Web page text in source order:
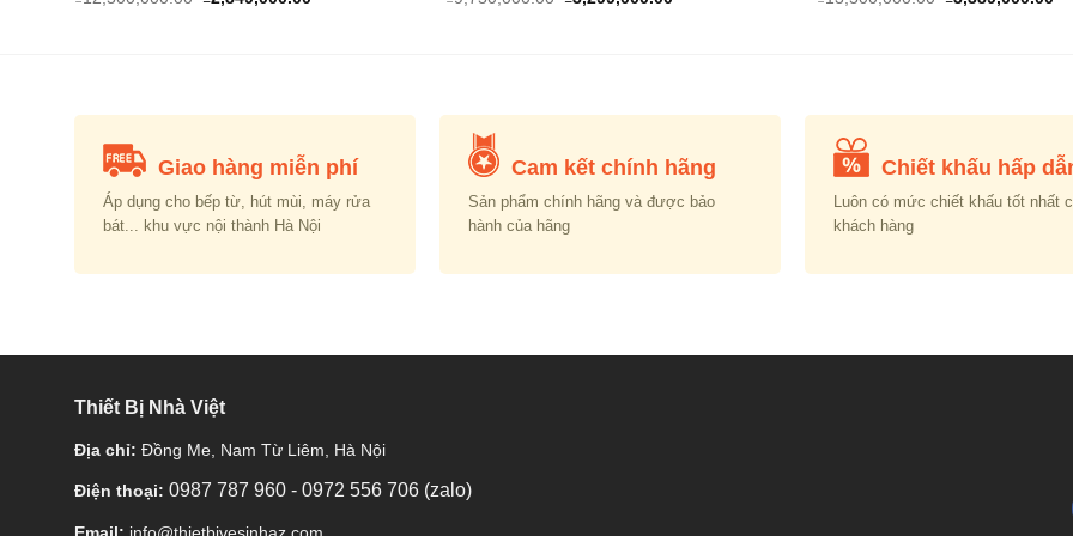
Giao hàng miễn phí
Áp dụng cho bếp từ, hút mùi, máy rửa
bát... khu vực nội thành Hà Nội
Cam kết chính hãng
Sản phẩm chính hãng và được bảo
hành của hãng
Chiết khấu hấp
Luôn có mức chiết khấu tốt nhất
khách hàng
Thiết Bị Nhà Việt
Địa chỉ: Đồng Me, Nam Từ Liêm, Hà Nội
Điện thoại: 0987 787 960 - 0972 556 706 (zalo)